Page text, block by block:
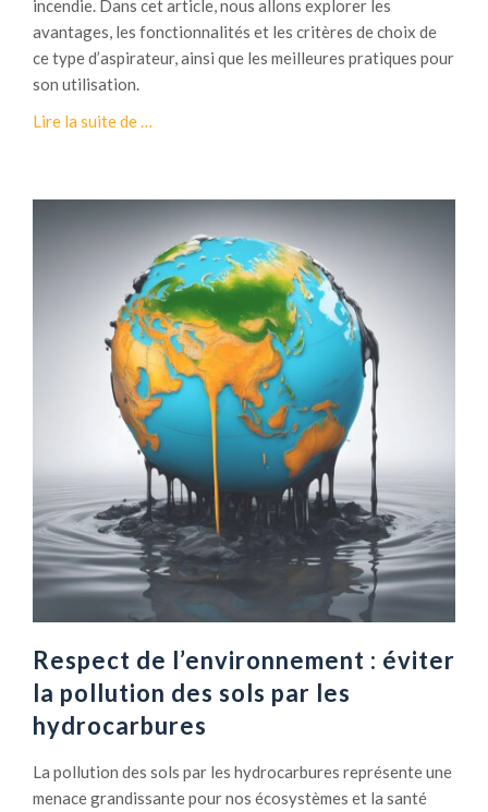
n
d
incendie. Dans cet article, nous allons explorer les
avantages, les fonctionnalités et les critères de choix de
ce type d’aspirateur, ainsi que les meilleures pratiques pour
son utilisation.
Lire la suite de
o
s
A
s
p
i
r
a
t
e
u
r
d
e
r
m
o
n
u
r
…
Respect de l’environnement : éviter
la pollution des sols par les
hydrocarbures
La pollution des sols par les hydrocarbures représente une
menace grandissante pour nos écosystèmes et la santé